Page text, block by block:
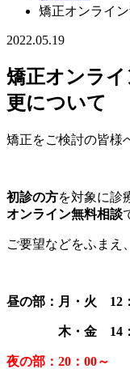
矯正オンライ
2022.05.19
矯正オンラ
更について
矯正をご検討の皆様
初診の方を対象に診
オンライン無料相談
ご要望などをふまえ
昼の部：月・火 12
木・金 14：
夜の部：20：00～